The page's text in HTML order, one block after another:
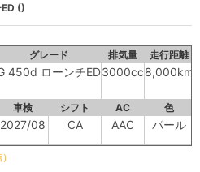
()
グレード 排気量 走行距離
450d ローンチED3000cc8,000km
車検 シフト AC 色
2027/08 CA AAC パール